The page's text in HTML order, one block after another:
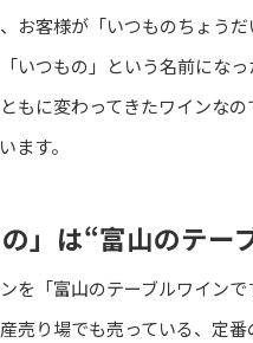
お客様が「いつものちょう
いつもの」という名前になっ
もに変わってきたワインな
ます。
の」は“富山のテー
を「富山のテーブルワイン
売り場でも売っている、定番